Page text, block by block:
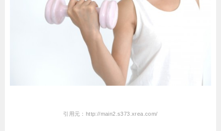
引用元：http://main2.s373.xrea.com/